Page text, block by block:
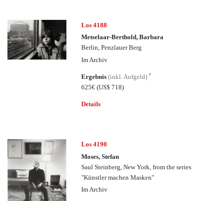
Los 4188
Metselaar-Berthold, Barbara
Berlin, Penzlauer Berg
Im Archiv
Ergebnis(inkl. Aufgeld)*
625€(US$ 718)
Details
Los 4190
Moses, Stefan
Saul Steinberg, New York, from the series
"Künstler machen Masken"
Im Archiv